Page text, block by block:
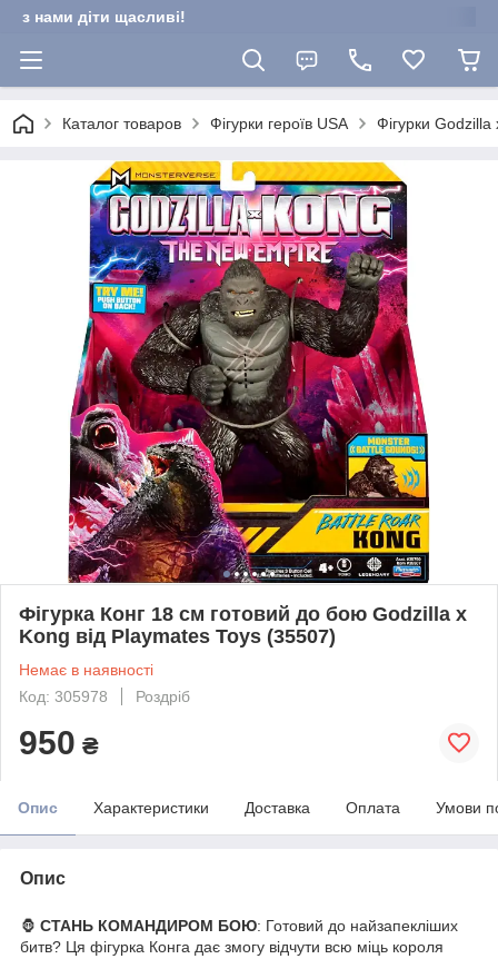
з нами діти щасливі!
Каталог товаров Фігурки героїв USA Фігурки Godzilla
Фігурка Конг 18 см готовий до бою Godzilla x
Kong від Playmates Toys (35507)
Немає в наявності
Код: 305978
Роздріб
950 ₴
Опис Характеристики Доставка Оплата Умови
Опис
🦍 СТАНЬ КОМАНДИРОМ БОЮ: Готовий до найзапекліших
битв? Ця фігурка Конга дає змогу відчути всю міць короля